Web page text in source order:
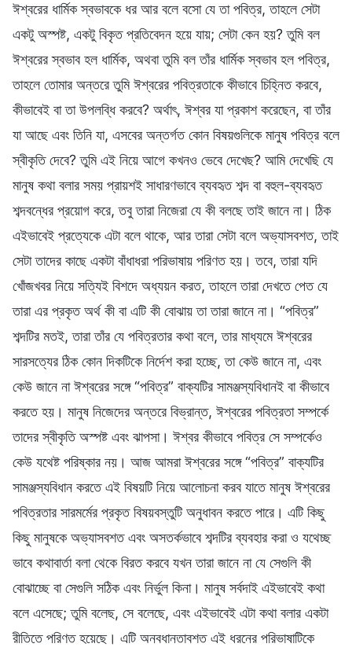
ঈশ্বরের ধার্মিক স্বভাবকে ধর আর বলে বসো যে তা পবিত্র, তাহলে সেটা
একটু অস্পষ্ট, একটু বিকৃত প্রতিবেদন হয়ে যায়; সেটা কেন হয়? তুমি বল
ঈশ্বরের স্বভাব হল ধার্মিক, অথবা তুমি বল তাঁর ধার্মিক স্বভাব হল পবিত্র,
তাহলে তোমার অন্তরে তুমি ঈশ্বরের পবিত্রতাকে কীভাবে চিহ্নিত করবে,
কীভাবেই বা তা উপলব্ধি করবে? অর্থাৎ, ঈশ্বর যা প্রকাশ করেছেন, বা তাঁর
যা আছে এবং তিনি যা, এসবের অন্তর্গত কোন বিষয়গুলিকে মানুষ পবিত্র বলে
স্বীকৃতি দেবে? তুমি এই নিয়ে আগে কখনও ভেবে দেখেছ? আমি দেখেছি যে
মানুষ কথা বলার সময় প্রায়শই সাধারণভাবে ব্যবহৃত শব্দ বা বহুল-ব্যবহৃত
শব্দবন্ধের প্রয়োগ করে, তবু তারা নিজেরা যে কী বলছে তাই জানে না। ঠিক
এইভাবেই প্রত্যেকে এটা বলে থাকে, আর তারা সেটা বলে অভ্যাসবশত, তাই
সেটা তাদের কাছে একটা বাঁধাধরা পরিভাষায় পরিণত হয়। তবে, তারা যদি
খোঁজখবর নিয়ে সত্যিই বিশদে অধ্যয়ন করত, তাহলে তারা দেখতে পেত যে
তারা এর প্রকৃত অর্থ কী বা এটি কী বোঝায় তা তারা জানে না। “পবিত্র”
শব্দটির মতই, তারা তাঁর যে পবিত্রতার কথা বলে, তার মাধ্যমে ঈশ্বরের
সারসত্যের ঠিক কোন দিকটিকে নির্দেশ করা হচ্ছে, তা কেউ জানে না, এবং
কেউ জানে না ঈশ্বরের সঙ্গে “পবিত্র” বাক্যটির সামঞ্জস্যবিধানই বা কীভাবে
করতে হয়। মানুষ নিজেদের অন্তরে বিভ্রান্ত, ঈশ্বরের পবিত্রতা সম্পর্কে
তাদের স্বীকৃতি অস্পষ্ট এবং ঝাপসা। ঈশ্বর কীভাবে পবিত্র সে সম্পর্কেও
কেউ যথেষ্ট পরিষ্কার নয়। আজ আমরা ঈশ্বরের সঙ্গে “পবিত্র” বাক্যটির
সামঞ্জস্যবিধান করতে এই বিষয়টি নিয়ে আলোচনা করব যাতে মানুষ ঈশ্বরের
পবিত্রতার সারমর্মের প্রকৃত বিষয়বস্তুটি অনুধাবন করতে পারে। এটি কিছু
কিছু মানুষকে অভ্যাসবশত এবং অসতর্কভাবে শব্দটির ব্যবহার করা ও যথেচ্ছ
ভাবে কথাবার্তা বলা থেকে বিরত করবে যখন তারা জানে না যে সেগুলি কী
বোঝাচ্ছে বা সেগুলি সঠিক এবং নির্ভুল কিনা। মানুষ সর্বদাই এইভাবেই কথা
বলে এসেছে; তুমি বলেছ, সে বলেছে, এবং এইভাবেই এটা কথা বলার একটা
রীতিতে পরিণত হয়েছে। এটি অনবধানতাবশত এই ধরনের পরিভাষাটিকে